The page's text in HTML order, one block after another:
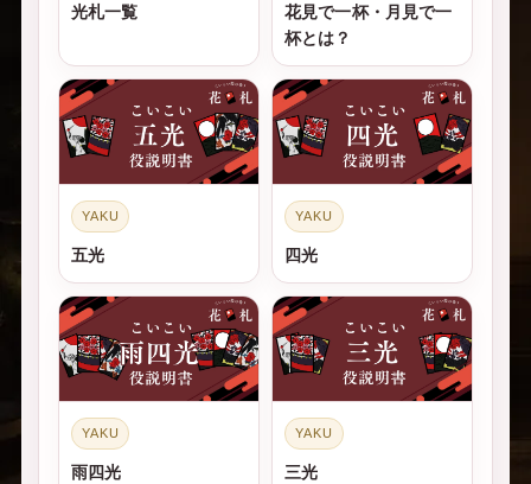
光札一覧
花見で一杯・月見で一
杯とは？
YAKU
五光
YAKU
四光
YAKU
雨四光
YAKU
三光